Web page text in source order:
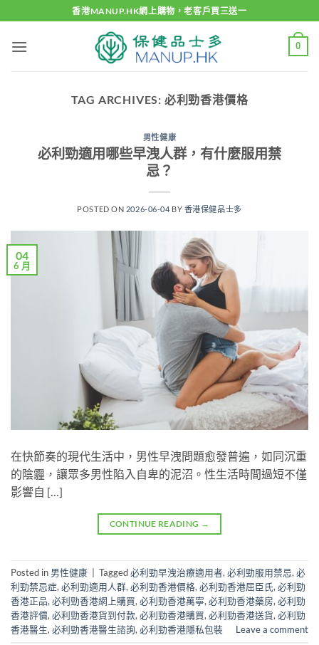
to
content
香港MANUP.HK網上購物，老客戶買三送一
0
TAG ARCHIVES: 必利勁香港價格
男性健康
必利勁適用哪些早洩人群，有什麼服用禁
忌？
POSTED ON 2026-06-04 BY 香港保健品士多
04
6 月
在快節奏的現代生活中，男性早洩問題愈發普遍，如同沉重
的陰霾，讓眾多男性陷入自卑的泥沼。性生活時間過短不僅
影響自 […]
CONTINUE READING →
Posted in 男性健康 Tagged必利勁早洩治療適用者,必利勁服用禁忌,必
利勁禁忌症,必利勁適用人群,必利勁香港價格,必利勁香港屈臣氏,必利勁
香港正品,必利勁香港網上購買,必利勁香港萬寧,必利勁香港藥房,必利勁
香港評價,必利勁香港貨到付款,必利勁香港購買,必利勁香港送貨,必利勁
香港醫生,必利勁香港醫生諮詢,必利勁香港隱私包裝 Leave a comment